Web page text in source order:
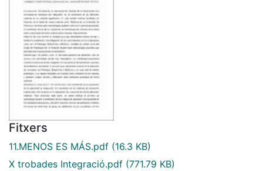
Fitxers
11.MENOS ES MÁS.pdf (16.3 KB)
X trobades Integració.pdf (771.79 KB)